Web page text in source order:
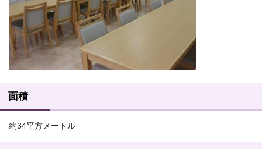
面積
約34平方メートル